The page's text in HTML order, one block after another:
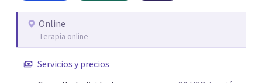
Online
Terapia online
Servicios y precios